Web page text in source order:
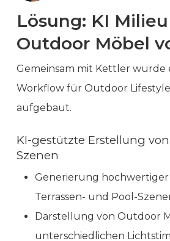
Lösung: KI
Outdoor Möbel
Gemeinsam mit Kettler wurde
Workflow für Outdoor
aufgebaut.
KI-gestützte Erstellung
Szenen
Generierung hochwertiger
Terrassen- und Pool-
Darstellung von Outdoor
unterschiedlichen